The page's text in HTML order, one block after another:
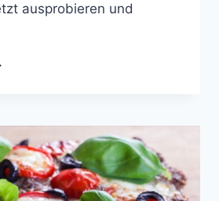
ausprobieren und